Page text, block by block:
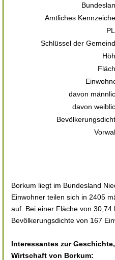
Amtliches
Schlüssel der
davon
davon
Borkum liegt im Bundesland
Einwohner teilen sich in 2405
auf. Bei einer Fläche von 30,74
Bevölkerungsdichte von 167
Interessantes zur
Wirtschaft von Borkum: